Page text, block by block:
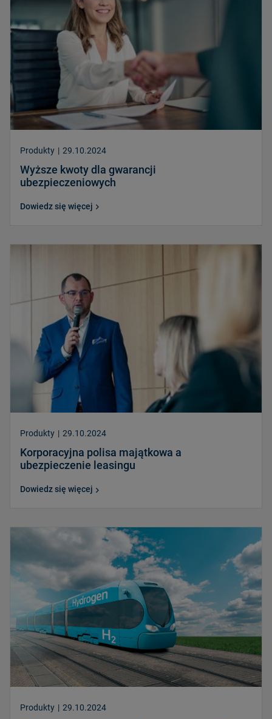
Produkty | 29.10.2024
Wyższe kwoty dla gwarancji
ubezpieczeniowych
Dowiedz się więcej
Produkty | 29.10.2024
Korporacyjna polisa majątkowa a
ubezpieczenie leasingu
Dowiedz się więcej
Produkty | 29.10.2024